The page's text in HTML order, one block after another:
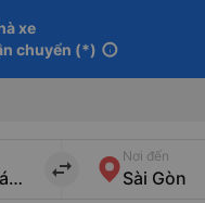
xe
chuyển (*) info
import_export
Nơi đến